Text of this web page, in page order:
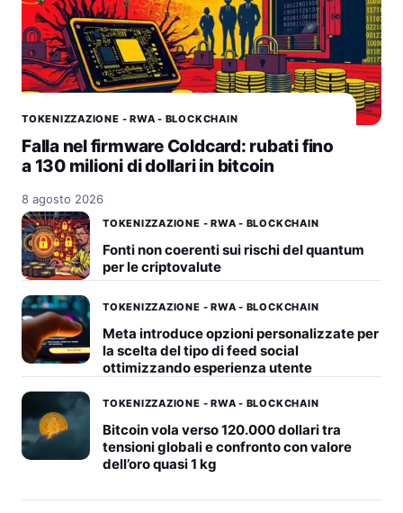
TOKENIZZAZIONE - RWA - BLOCKCHAIN
Falla nel firmware Coldcard: rubati fino
a 130 milioni di dollari in bitcoin
8 agosto 2026
TOKENIZZAZIONE - RWA - BLOCKCHAIN
Fonti non coerenti sui rischi del quantum
per le criptovalute
TOKENIZZAZIONE - RWA - BLOCKCHAIN
Meta introduce opzioni personalizzate per
la scelta del tipo di feed social
ottimizzando esperienza utente
TOKENIZZAZIONE - RWA - BLOCKCHAIN
Bitcoin vola verso 120.000 dollari tra
tensioni globali e confronto con valore
dell’oro quasi 1 kg